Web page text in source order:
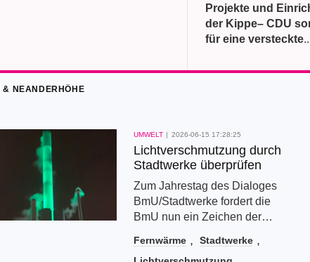
Projekte und
der Kippe– CDU
für eine versteckte
& NEANDERHÖHE
UMWELT 2026-06-15 17:28:25
Lichtverschmutzung durch
Stadtwerke überprüfen
Zum Jahrestag des Dialoges
BmU/Stadtwerke fordert die
BmU nun ein Zeichen der
ohne Dauerbeleuchtung
Fernwärme
Stadtwerke